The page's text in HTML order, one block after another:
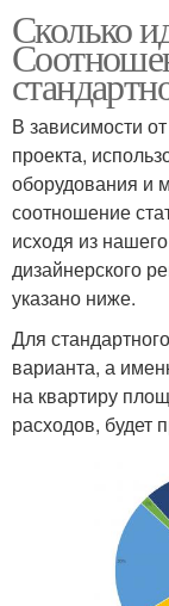
Сколько
В зависимости
проекта,
оборудования и
соотношение
исходя из
дизайнерского
указано ниже.
Для
варианта, а
на квартиру
расходов, будет